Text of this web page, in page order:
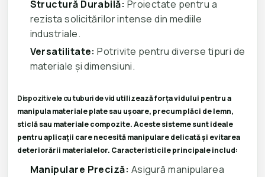
Structură Durabilă: Proiectate pentru a
rezista solicitărilor intense din mediile
industriale.
Versatilitate: Potrivite pentru diverse tipuri de
materiale și dimensiuni.
Dispozitivele cu tuburi de vid utilizează forța vidului pentru a
manipula materiale plate sau ușoare, precum plăci de lemn,
sticlă sau materiale compozite. Aceste sisteme sunt ideale
pentru aplicații care necesită manipulare delicată și evitarea
deteriorării materialelor. Caracteristicile principale includ:
Manipulare Preciză: Asigură manipularea